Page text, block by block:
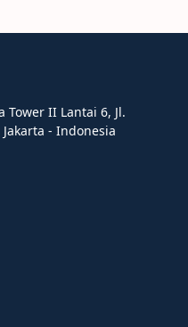
Tower II Lantai 6, Jl.
- Indonesia